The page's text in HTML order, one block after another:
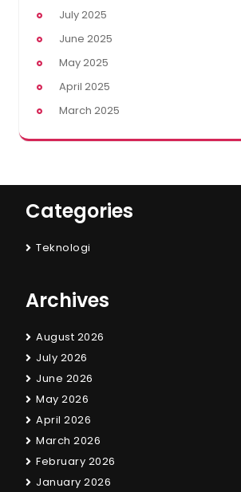
July 2025
June 2025
May 2025
April 2025
March 2025
Categories
Teknologi
Archives
August 2026
July 2026
June 2026
May 2026
April 2026
March 2026
February 2026
January 2026